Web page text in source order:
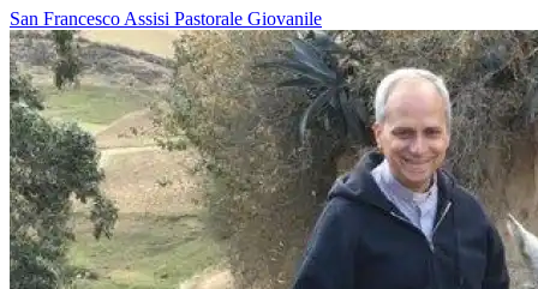
San FrancescoAssisi Pastorale Giovanile